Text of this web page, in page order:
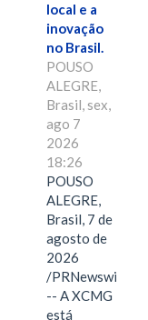
local e a
inovação
no Brasil.
POUSO
ALEGRE,
Brasil, sex,
ago 7
2026
18:26
POUSO
ALEGRE,
Brasil, 7 de
agosto de
2026
/PRNewswire/
-- A XCMG
está